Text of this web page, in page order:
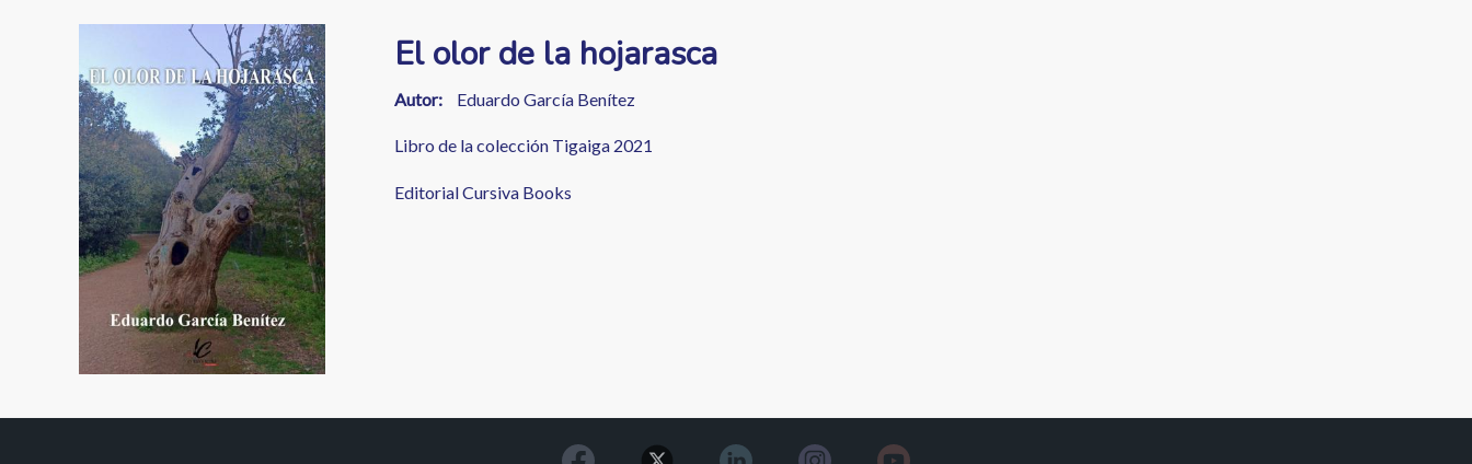
de
ayuda
a
la
navegación
El olor de la hojarasca
Autor Eduardo García Benítez
Libro de la colección Tigaiga 2021
Editorial Cursiva Books